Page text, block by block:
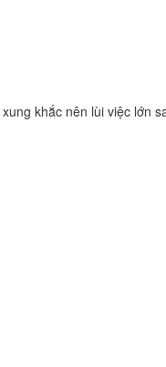
xung khắc nên lùi việc lớn